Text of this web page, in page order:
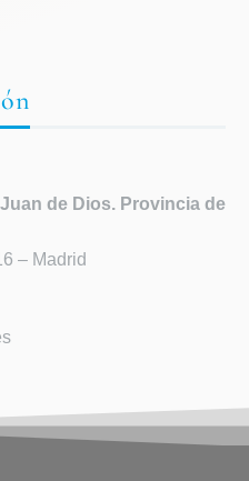
de Dios. Provincia de
– Madrid